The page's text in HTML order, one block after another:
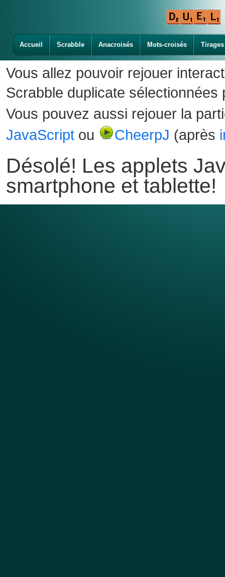
Accueil Scrabble Anacroisés Mots-croisés Tirages
Vous allez pouvoir rejouer
Scrabble duplicate sélectionnées
Vous pouvez aussi rejouer la
JavaScript ou CheerpJ (après
Désolé! Les applets
smartphone et tablette!